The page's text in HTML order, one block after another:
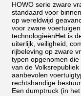
HOWO serie zware
standaard voor
op wereldwijd
voor zware
technologieënHet is
uiterlijk, veiligheid,
rijbeleving op zware
typen opgenomen
van de
aanbevolen
rechtshandige
Een dumptruck (in